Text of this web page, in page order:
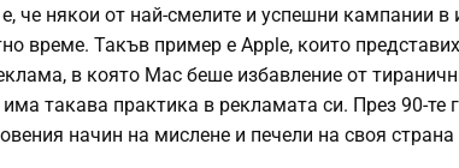
че някои от най-смелите и успешни кампании
време. Такъв пример е Apple, които
в която Mac беше избавление от
такава практика в рекламата си. През 90-те
начин на мислене и печели на своя